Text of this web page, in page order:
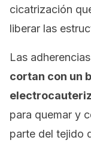
cicatrización
liberar las
Las
cortan con un
para quemar y
parte del tejido